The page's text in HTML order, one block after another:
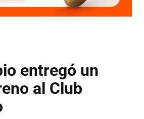
entregó un
al Club